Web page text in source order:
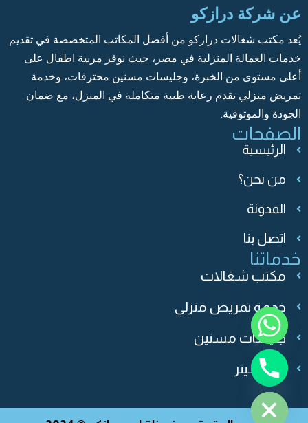
عن شركة درازكو
يُعد مكتب شغالات درازكو من أفضل المكاتب المتخصصة في تقديم
خدمات العمالة المنزلية في مصر، حيث نوفر مربية اطفال على
أعلى مستوى من الخبرة، وجليسات مسنين محترفات، وخدمة
تمريض منزلي تقدم رعاية طبية متكاملة في المنزل، مع ضمان
الجودة والموثوقية.
الصفحات
الرئيسية
من نحن؟
المدونة
اتصل بنا
خدماتنا
مكتب شغالات
خدمة تمريض منزلي
جليسات مسنين
بيبي سيتر
H
d
e
c
h
t